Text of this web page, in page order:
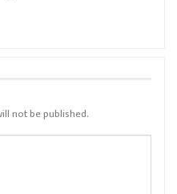
not be published.